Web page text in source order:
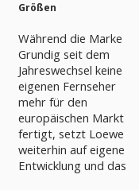
Größen
Während die Marke
Grundig seit dem
Jahreswechsel keine
eigenen Fernseher
mehr für den
europäischen Markt
fertigt, setzt Loewe
weiterhin auf eigene
Entwicklung und das